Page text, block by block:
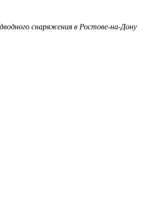
снаряжения в Ростове-на-Дону